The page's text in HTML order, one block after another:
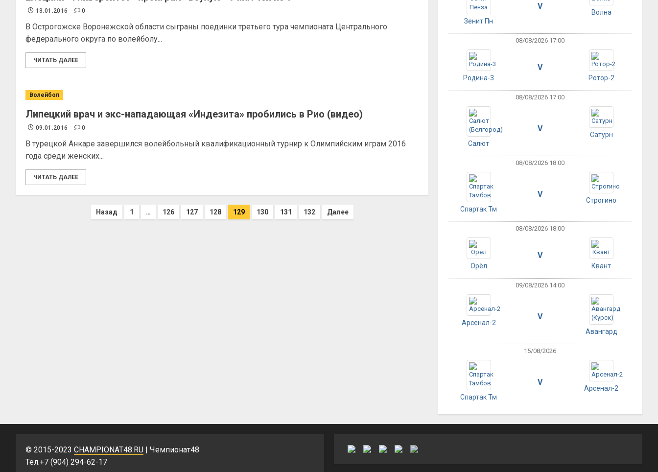
13.01.2016 0
В Острогожске Воронежской области сыграны поединки третьего тура чемпионата Центрального
федерального округа по волейболу...
ЧИТАТЬ ДАЛЕЕ
Волейбол
Липецкий врач и экс-нападающая «Индезита» пробились в Рио (видео)
09.01.2016 0
В турецкой Анкаре завершился волейбольный квалификационный турнир к Олимпийским играм 2016
года среди женских...
ЧИТАТЬ ДАЛЕЕ
Назад 1 … 126 127 128 129 130 131 132 Далее
Зенит Пн
V
Волна
08/08/2026 17:00
Родина-3
V
Ротор-2
08/08/2026 17:00
Салют
V
Сатурн
08/08/2026 18:00
Спартак Тм
V
Строгино
08/08/2026 18:00
Орёл
V
Квант
09/08/2026 14:00
Арсенал-2
V
Авангард
15/08/2026
Спартак Тм
V
Арсенал-2
© 2015-2023 CHAMPIONAT48.RU | Чемпионат48
Тел.+7 (904) 294-62-17